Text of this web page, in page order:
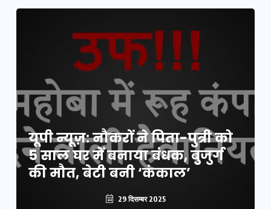
यूपी न्यूज़: नौकरों ने पिता-पुत्री को
5 साल घर में बनाया बंधक, बुजुर्ग
की मौत, बेटी बनी ‘कंकाल’
29 दिसम्बर 2025
यूपी लेखपाल भर्ती: ओबीसी को
मिली बड़ी राहत, 2158 पदों पर बंपर
वैकेंसी, जनरल कोटे में भारी कटौती
29 दिसम्बर 2025